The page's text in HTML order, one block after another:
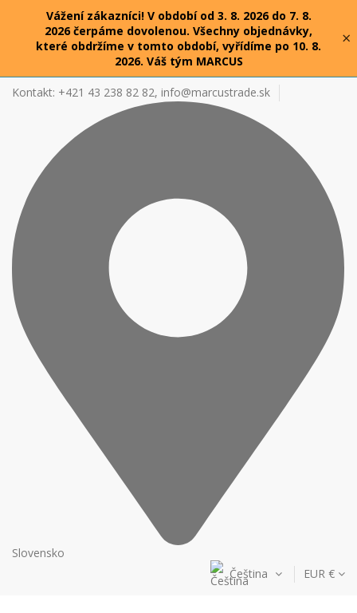
Vážení zákazníci! V období od 3. 8. 2026 do 7. 8.
2026 čerpáme dovolenou. Všechny objednávky,
které obdržíme v tomto období, vyřídíme po 10. 8.
2026. Váš tým MARCUS
×
Kontakt: +421 43 238 82 82, info@marcustrade.sk
Slovensko
Čeština
EUR €